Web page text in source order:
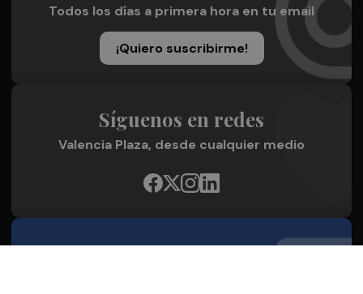
Todos los días a primera hora en tu email
¡Quiero suscribirme!
Síguenos en redes
Valencia Plaza, desde cualquier medio
Quienes Somos